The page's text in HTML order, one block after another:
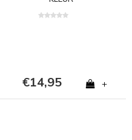
€14,95 +